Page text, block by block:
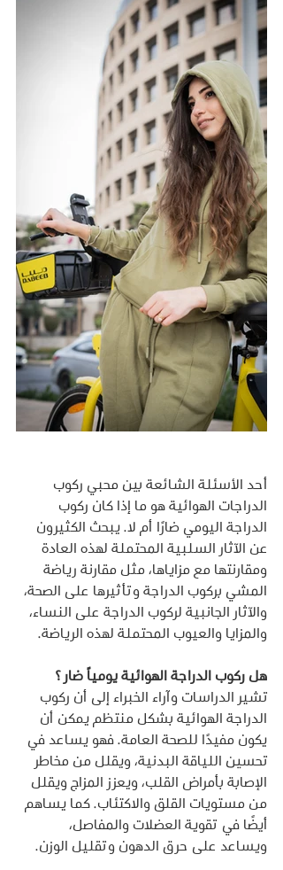
أحد الأسئلة الشائعة بين محبي ركوب
الدراجات الهوائية هو ما إذا كان ركوب
الدراجة اليومي ضارًا أم لا. يبحث الكثيرون
عن الآثار السلبية المحتملة لهذه العادة
ومقارنتها مع مزاياها، مثل مقارنة رياضة
المشي بركوب الدراجة وتأثيرها على الصحة،
والآثار الجانبية لركوب الدراجة على النساء،
والمزايا والعيوب المحتملة لهذه الرياضة.
هل ركوب الدراجة الهوائية يومياً ضار ؟
تشير الدراسات وآراء الخبراء إلى أن ركوب
الدراجة الهوائية بشكل منتظم يمكن أن
يكون مفيدًا للصحة العامة. فهو يساعد في
تحسين اللياقة البدنية، ويقلل من مخاطر
الإصابة بأمراض القلب، ويعزز المزاج ويقلل
من مستويات القلق والاكتئاب. كما يساهم
أيضًا في تقوية العضلات والمفاصل،
ويساعد على حرق الدهون وتقليل الوزن.